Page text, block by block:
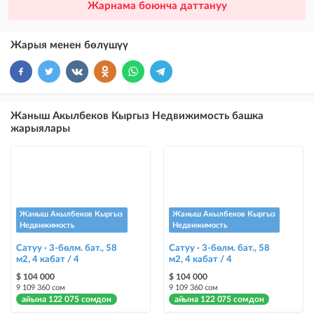
VIP жарыялардын үстүнө жарыя жайгаштыруу + Instagramдагы акы
бекер жарыялардын үстүнө жарыя жайгаштыруу
бекер жарыялардын үстүнө жарыя жайгаштыруу (VIPтен кийин)
@house_kg Instagram аккаунтуна жана Telegram каналына жарыя
жайгаштыруу + Instagramдагы акы төлөнүүчү жарнама
Түс менен белгилөө
жарыялардын арасында башка түстө бөлүп көрсөтүлөт
Жарнама боюнча даттануу
Жарыя менен бөлүшүү
Жаныш Акылбеков Кыргыз Недвижимость башка
жарыялары
Жаныш Акылбеков Кыргыз
Недвижимость
Сатуу · 3-бөлм. бат., 58
м2, 4 кабат / 4
$ 104 000
9 109 360 сом
айына 122 075 сомдон
Жаныш Акылбеков Кыргыз
Недвижимость
Сатуу · 3-бөлм. бат., 58
м2, 4 кабат / 4
$ 104 000
9 109 360 сом
айына 122 075 сомдон